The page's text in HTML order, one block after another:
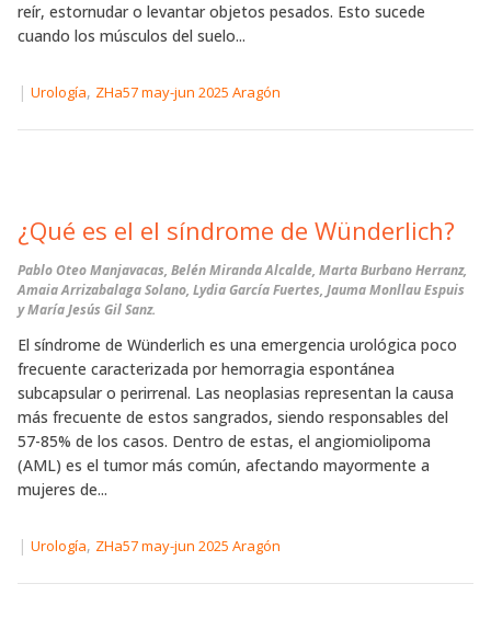
reír, estornudar o levantar objetos pesados. Esto sucede
cuando los músculos del suelo...
| Urología, ZHa57 may-jun 2025 Aragón
¿Qué es el el síndrome de Wünderlich?
Pablo Oteo Manjavacas, Belén Miranda Alcalde, Marta Burbano Herranz,
Amaia Arrizabalaga Solano, Lydia García Fuertes, Jauma Monllau Espuis
y María Jesús Gil Sanz.
El síndrome de Wünderlich es una emergencia urológica poco
frecuente caracterizada por hemorragia espontánea
subcapsular o perirrenal. Las neoplasias representan la causa
más frecuente de estos sangrados, siendo responsables del
57-85% de los casos. Dentro de estas, el angiomiolipoma
(AML) es el tumor más común, afectando mayormente a
mujeres de...
| Urología, ZHa57 may-jun 2025 Aragón